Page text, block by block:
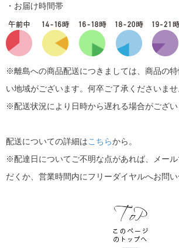
・お届け時間帯
※離島への商品配送につきましては、商品の
い地域がございます。何卒ご了承くださいませ
※配送状況により日時から遅れる場合がござい
配送についての詳細はこちらから。
※配達日についてご不明な点があれば、メー
だくか、営業時間内にフリーダイヤルへお問い